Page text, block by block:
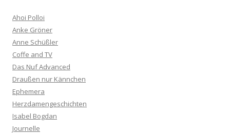
Ahoi Polloi
Anke Gröner
Anne Schüßler
Coffe and TV
Das Nuf Advanced
Draußen nur Kännchen
Ephemera
Herzdamengeschichten
Isabel Bogdan
Journelle